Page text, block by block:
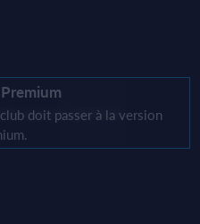
doit passer à la version
aucun sponsor